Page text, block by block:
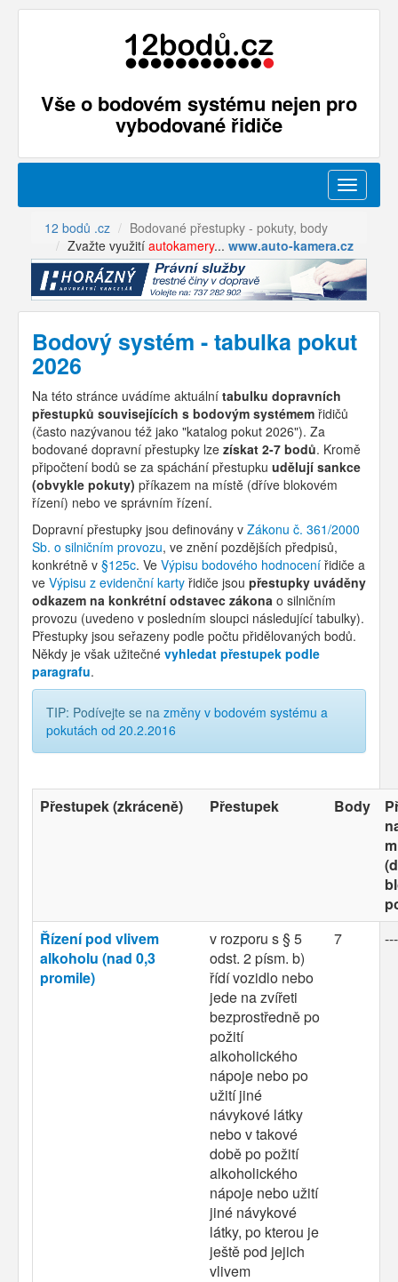
Vše o bodovém systému nejen pro
vybodované řidiče
Menu
12 bodů .cz
Bodované přestupky - pokuty, body
Zvažte využití autokamery... www.auto-kamera.cz
Bodový systém - tabulka pokut
2026
Na této stránce uvádíme aktuální tabulku dopravních
přestupků souvisejících s bodovým systémem řidičů
(často nazývanou též jako "katalog pokut 2026"). Za
bodované dopravní přestupky lze získat 2-7 bodů. Kromě
připočtení bodů se za spáchání přestupku udělují sankce
(obvykle pokuty) příkazem na místě (dříve blokovém
řízení) nebo ve správním řízení.
Dopravní přestupky jsou definovány v Zákonu č. 361/2000
Sb. o silničním provozu, ve znění pozdějších předpisů,
konkrétně v §125c. Ve Výpisu bodového hodnocení řidiče a
ve Výpisu z evidenční karty řidiče jsou přestupky uváděny
odkazem na konkrétní odstavec zákona o silničním
provozu (uvedeno v posledním sloupci následující tabulky).
Přestupky jsou seřazeny podle počtu přidělovaných bodů.
Někdy je však užitečné vyhledat přestupek podle
paragrafu.
TIP: Podívejte se na změny v bodovém systému a
pokutách od 20.2.2016
Přestupek (zkráceně) Přestupek Body
Řízení pod vlivem
alkoholu (nad 0,3
promile)
v rozporu s § 5
odst. 2 písm. b)
řídí vozidlo nebo
jede na zvířeti
bezprostředně po
požití
alkoholického
nápoje nebo po
užití jiné
návykové látky
nebo v takové
době po požití
alkoholického
nápoje nebo užití
jiné návykové
látky, po kterou je
ještě pod jejich
vlivem
7 ---